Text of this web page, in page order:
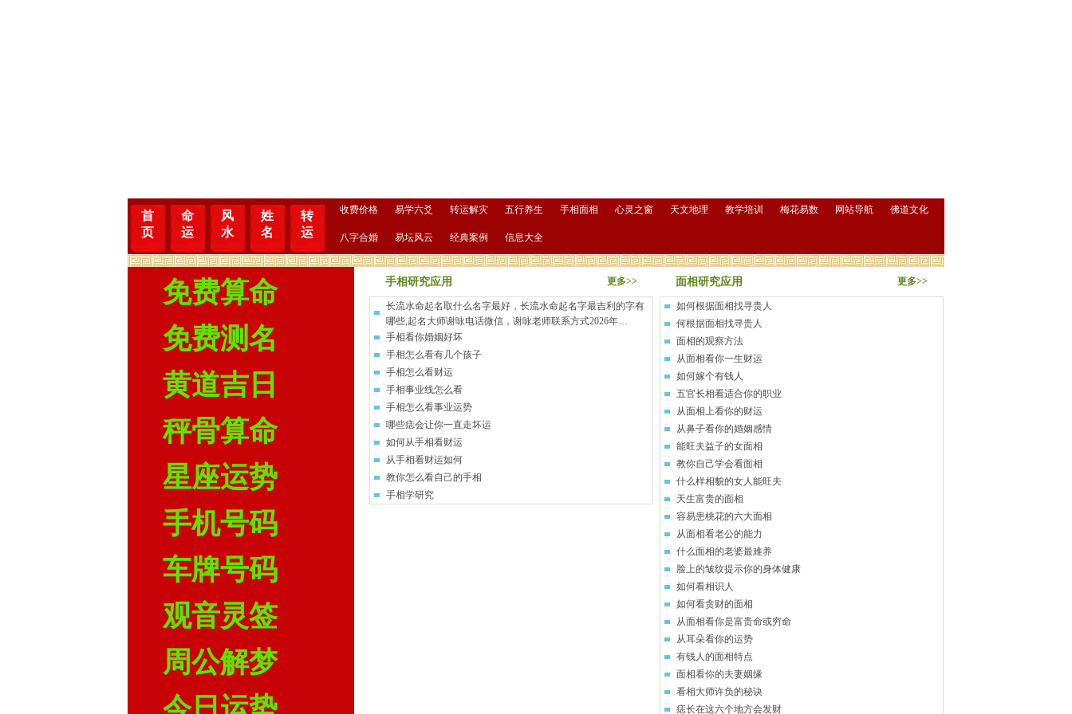
首
页
命
运
风
水
姓
名
转
运
收费价格 易学六爻 转运解灾 五行养生 手相面相 心灵之窗 天文地理 教学培训 梅花易数 网站导航 佛道文化
八字合婚 易坛风云 经典案例 信息大全
免费算命
免费测名
黄道吉日
秤骨算命
星座运势
手机号码
车牌号码
观音灵签
周公解梦
更多>>
手相研究应用
长流水命起名取什么名字最好，长流水命起名字最吉利的字有
哪些,起名大师谢咏电话微信，谢咏老师联系方式2026年…
手相看你婚姻好坏
手相怎么看有几个孩子
手相怎么看财运
手相事业线怎么看
手相怎么看事业运势
哪些痣会让你一直走坏运
如何从手相看财运
从手相看财运如何
教你怎么看自己的手相
手相学研究
更多>>
面相研究应用
如何根据面相找寻贵人
何根据面相找寻贵人
面相的观察方法
从面相看你一生财运
如何嫁个有钱人
五官长相看适合你的职业
从面相上看你的财运
从鼻子看你的婚姻感情
能旺夫益子的女面相
教你自己学会看面相
什么样相貌的女人能旺夫
天生富贵的面相
容易患桃花的六大面相
从面相看老公的能力
什么面相的老婆最难养
脸上的皱纹提示你的身体健康
如何看相识人
如何看贪财的面相
从面相看你是富贵命或穷命
从耳朵看你的运势
有钱人的面相特点
面相看你的夫妻姻缘
看相大师许负的秘诀
痣长在这六个地方会发财